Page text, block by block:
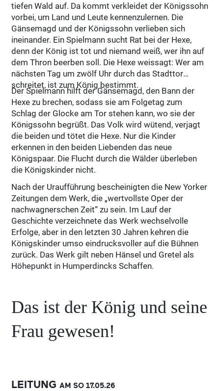
tiefen Wald auf. Da kommt verkleidet der Königssohn
vorbei, um Land und Leute kennenzulernen. Die
Gänsemagd und der Königssohn verlieben sich
ineinander. Ein Spielmann sucht Rat bei der Hexe,
denn der König ist tot und niemand weiß, wer ihn auf
dem Thron beerben soll. Die Hexe weissagt: Wer am
nächsten Tag um zwölf Uhr durch das Stadttor
schreitet, ist zum König bestimmt.
Der Spielmann hilft der Gänsemagd, den Bann der
Hexe zu brechen, sodass sie am Folgetag zum
Schlag der Glocke am Tor stehen kann, wo sie der
Königssohn begrüßt. Das Volk wird wütend, verjagt
die beiden und tötet die Hexe. Nur die Kinder
erkennen in den beiden Liebenden das neue
Königspaar. Die Flucht durch die Wälder überleben
die Königskinder nicht.
Nach der Uraufführung bescheinigten die New Yorker
Zeitungen dem Werk, die „wertvollste Oper der
nachwagnerschen Zeit“ zu sein. Im Lauf der
Geschichte verzeichnete das Werk wechselvolle
Erfolge, aber in den letzten 30 Jahren kehren die
Königskinder umso eindrucksvoller auf die Bühnen
zurück. Das Werk gilt neben Hänsel und Gretel als
Höhepunkt in Humperdincks Schaffen.
Das ist der König und seine
Frau gewesen!
LEITUNGAM SO17.05.26